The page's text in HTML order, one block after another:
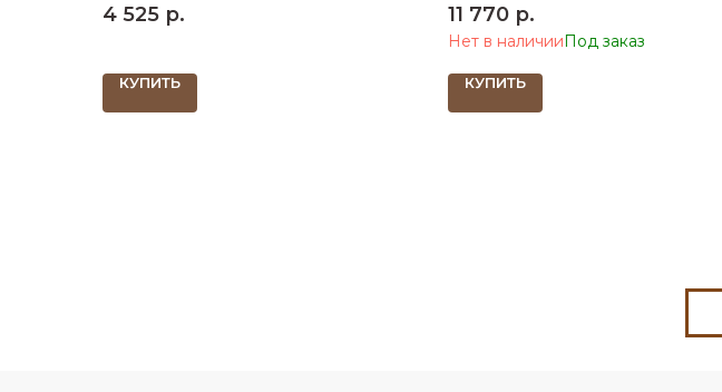
4 525 р.
КУПИТЬ
виде 1500х775 ШхД кромка 2мм,
царговый пояс из ЛДСП 16 мм
11 770 р.
Нет в наличии
КУПИТЬ